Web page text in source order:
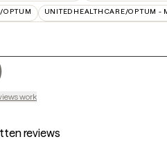
OPTUM UNITEDHEALTHCARE/OPTUM -
,
work
reviews